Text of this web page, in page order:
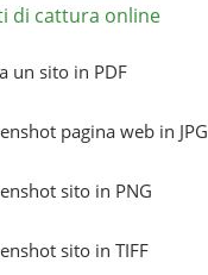
di cattura online
un sito in PDF
pagina web in JPG
sito in PNG
sito in TIFF